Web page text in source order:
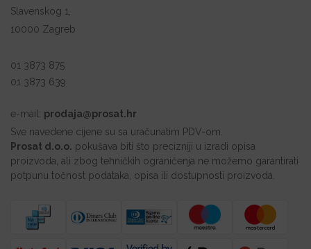
Slavenskog 1,
10000 Zagreb
01 3873 875
01 3873 639
e-mail: prodaja@prosat.hr
Sve navedene cijene su sa uračunatim PDV-om.
Prosat d.o.o. pokušava biti što precizniji u izradi opisa
proizvoda, ali zbog tehničkih ograničenja ne možemo garantirati
potpunu točnost podataka, opisa ili dostupnosti proizvoda.